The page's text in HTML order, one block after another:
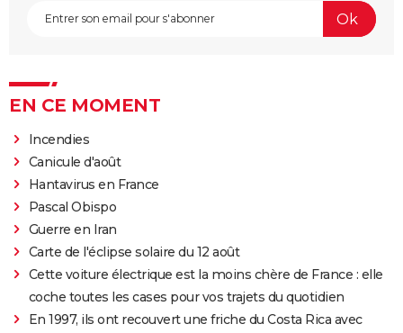
EN CE MOMENT
Incendies
Canicule d'août
Hantavirus en France
Pascal Obispo
Guerre en Iran
Carte de l'éclipse solaire du 12 août
Cette voiture électrique est la moins chère de France : elle
coche toutes les cases pour vos trajets du quotidien
En 1997, ils ont recouvert une friche du Costa Rica avec